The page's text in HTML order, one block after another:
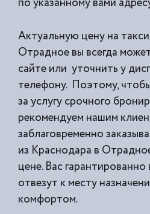
Актуальную цену на
Отрадное вы всегда
сайте или уточнить у
телефону. Поэтому,
за услугу срочного
рекомендуем нашим
заблаговременно
из Краснодара в
цене. Вас гарантированно
отвезут к месту
комфортом.